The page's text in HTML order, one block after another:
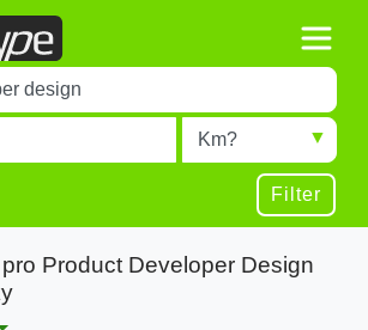
for results.
for results.
Radius
Filter
Product Developer Design